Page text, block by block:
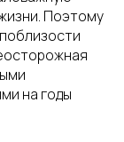
Поэтому
на годы